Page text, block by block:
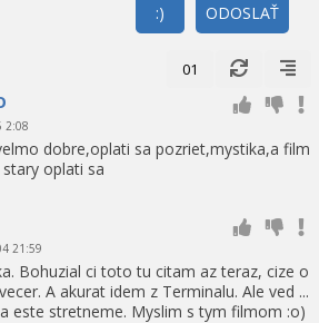
ODOSLAŤ
:)
01
2:08
dobre,oplati sa pozriet,mystika,a film
oplati sa
21:59
Bohuzial ci toto tu citam az teraz, cize o
A akurat idem z Terminalu. Ale ved ...
este stretneme. Myslim s tym filmom :o)